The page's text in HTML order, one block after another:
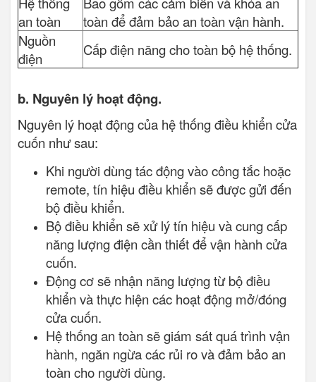
an toàn
toàn để đảm bảo an toàn vận hành.
Nguồn
điện
Cấp điện năng cho toàn bộ hệ thống.
b. Nguyên lý hoạt động.
Nguyên lý hoạt động của hệ thống điều khiển cửa
cuốn như sau:
Khi người dùng tác động vào công tắc hoặc
remote, tín hiệu điều khiển sẽ được gửi đến
bộ điều khiển.
Bộ điều khiển sẽ xử lý tín hiệu và cung cấp
năng lượng điện cần thiết để vận hành cửa
cuốn.
Động cơ sẽ nhận năng lượng từ bộ điều
khiển và thực hiện các hoạt động mở/đóng
cửa cuốn.
Hệ thống an toàn sẽ giám sát quá trình vận
hành, ngăn ngừa các rủi ro và đảm bảo an
toàn cho người dùng.